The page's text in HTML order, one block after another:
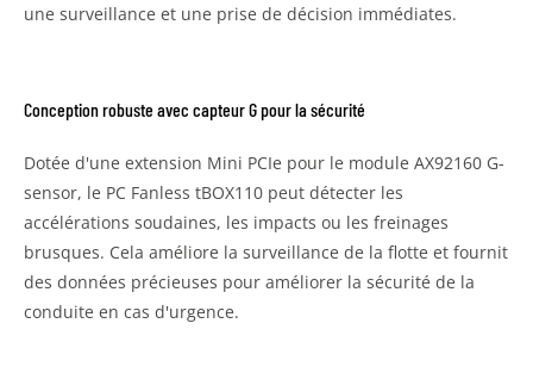
une surveillance et une prise de décision immédiates.
Conception robuste avec capteur G pour la sécurité
Dotée d'une extension Mini PCIe pour le module AX92160 G-
sensor, le PC Fanless tBOX110 peut détecter les
accélérations soudaines, les impacts ou les freinages
brusques. Cela améliore la surveillance de la flotte et fournit
des données précieuses pour améliorer la sécurité de la
conduite en cas d'urgence.